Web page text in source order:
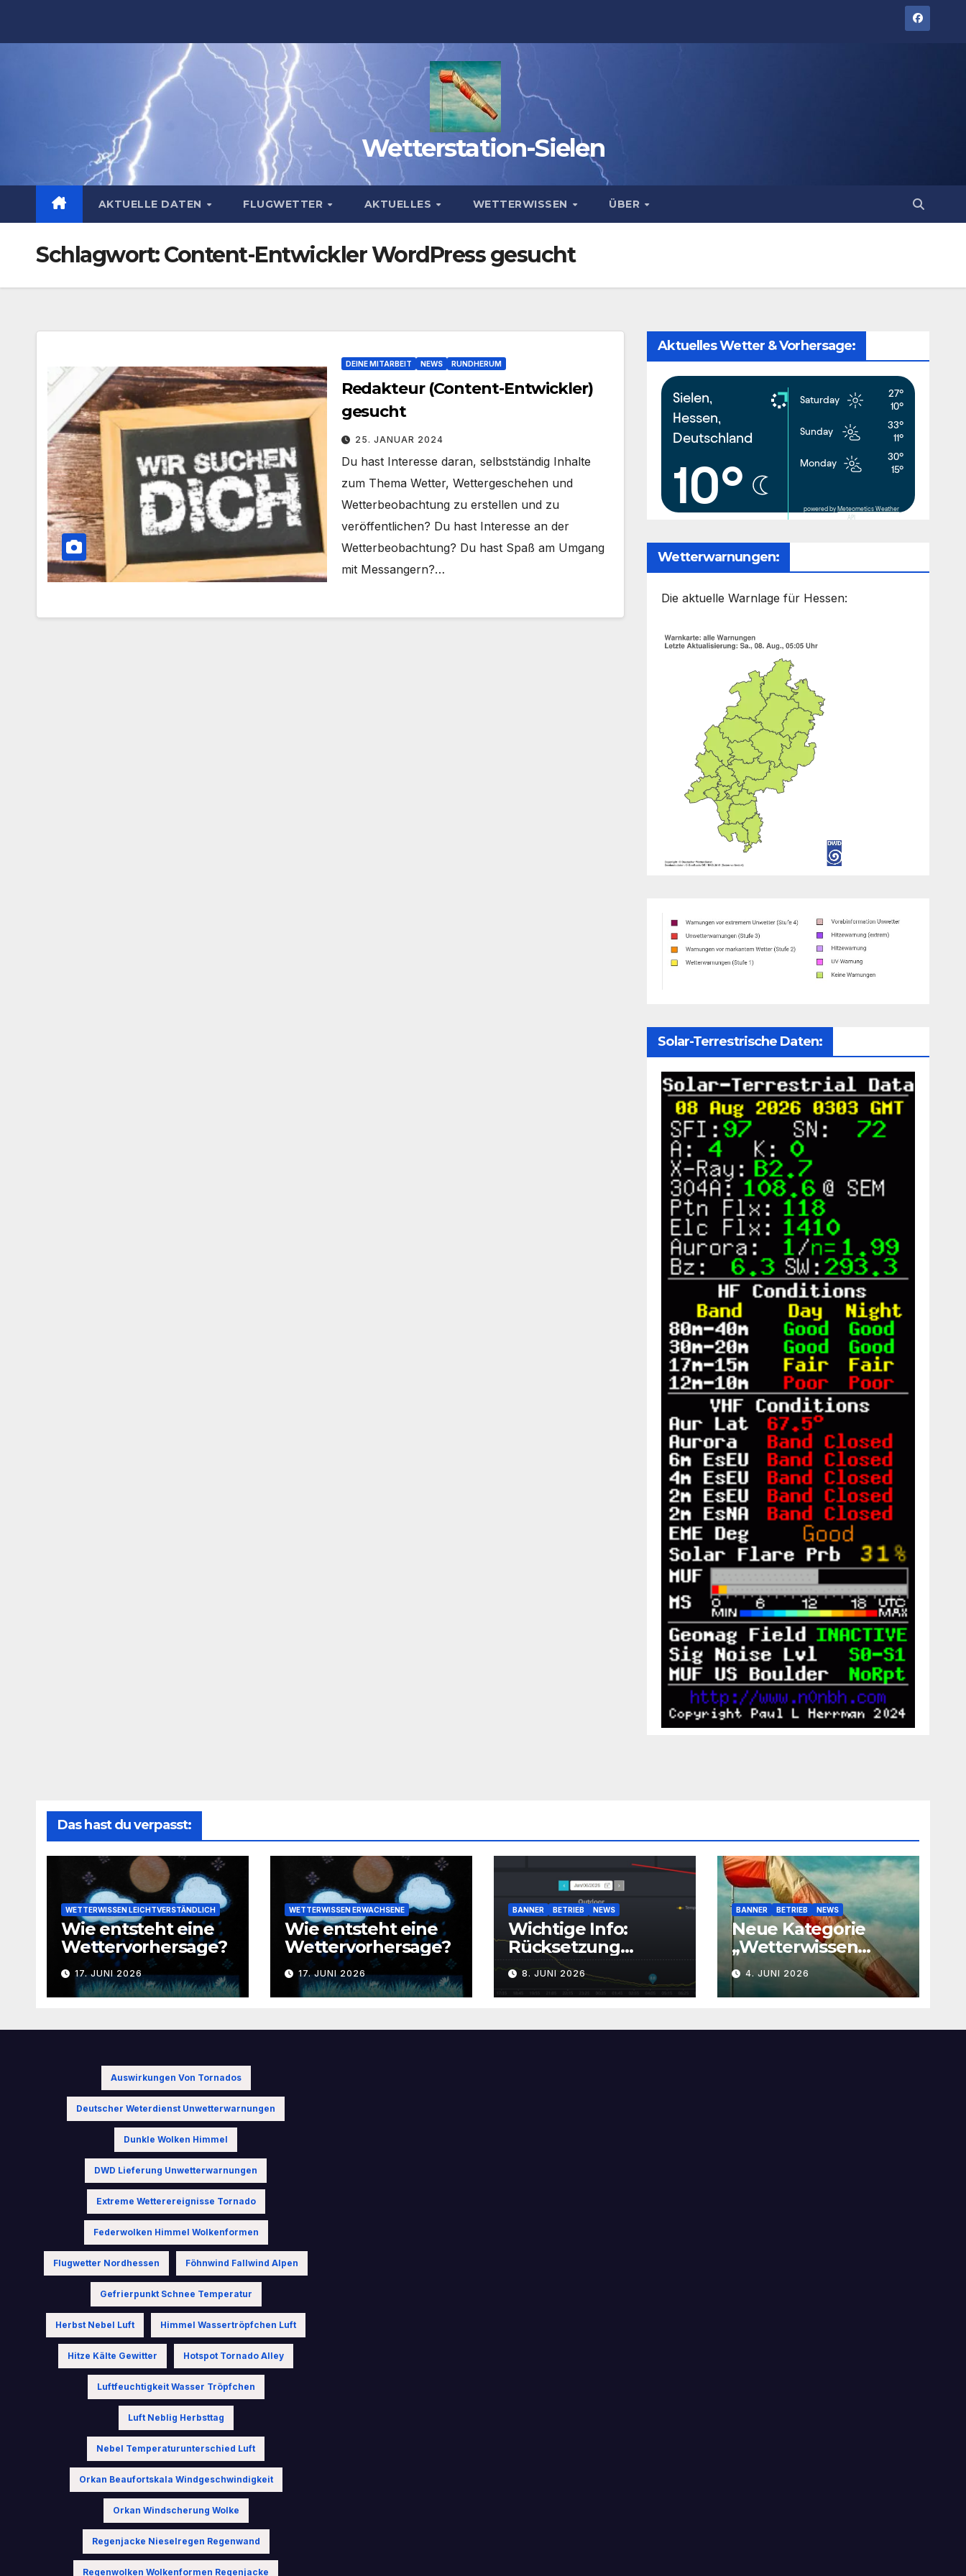
Wetterstation-Sielen
AKTUELLE DATEN FLUGWETTER AKTUELLES WETTERWISSEN ÜBER
Schlagwort:Content-Entwickler WordPress gesucht
DEINE MITARBEIT NEWS RUNDHERUM
Redakteur (Content-Entwickler)
gesucht
25. JANUAR 2024
Du hast Interesse daran, selbstständig Inhalte
zum Thema Wetter, Wettergeschehen und
Wetterbeobachtung zu erstellen und zu
veröffentlichen? Du hast Interesse an der
Wetterbeobachtung? Du hast Spaß am Umgang
mit Messangern?…
Aktuelles Wetter & Vorhersage:
Sielen,
Hessen,
Deutschland
10°
Saturday
27°
10°
Sunday
33°
11°
Monday
30°
15°
powered by Meteometics Weather
API
Wetterwarnungen:
Die aktuelle Warnlage für Hessen:
Solar-Terrestrische Daten:
Das hast du verpasst:
WETTERWISSEN LEICHTVERSTÄNDLICH
Wie entsteht eine
Wettervorhersage?
17. JUNI 2026
WETTERWISSEN ERWACHSENE
Wie entsteht eine
Wettervorhersage?
17. JUNI 2026
BANNER BETRIEB NEWS
Wichtige Info:
Rücksetzung
Messwerte
8. JUNI 2026
BANNER BETRIEB NEWS
Neue Kategorie
„Wetterwissen
leichtverständlich“
4. JUNI 2026
Auswirkungen Von Tornados
Deutscher Weterdienst Unwetterwarnungen
Dunkle Wolken Himmel
DWD Lieferung Unwetterwarnungen
Extreme Wetterereignisse Tornado
Federwolken Himmel Wolkenformen
Flugwetter Nordhessen Föhnwind Fallwind Alpen
Gefrierpunkt Schnee Temperatur
Herbst Nebel Luft Himmel Wassertröpfchen Luft
Hitze Kälte Gewitter Hotspot Tornado Alley
Luftfeuchtigkeit Wasser Tröpfchen
Luft Neblig Herbsttag
Nebel Temperaturunterschied Luft
Orkan Beaufortskala Windgeschwindigkeit
Orkan Windscherung Wolke
Regenjacke Nieselregen Regenwand
Regenwolken Wolkenformen Regenjacke